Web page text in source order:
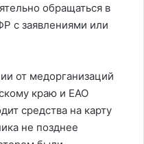
обращаться в
с заявлениями или
от медорганизаций
краю и ЕАО
средства на карту
не позднее